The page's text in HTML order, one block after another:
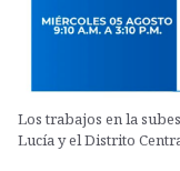
Los trabajos en la
Lucía y el Distrito